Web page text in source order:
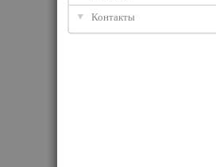
Контакты